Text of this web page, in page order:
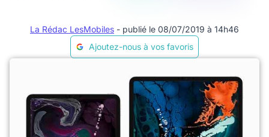
La Rédac LesMobiles - publié le 08/07/2019 à 14h46
Ajoutez-nous à vos favoris